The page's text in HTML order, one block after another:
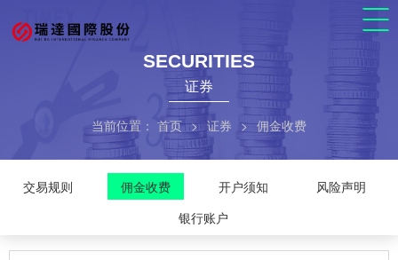
SECURITIES
证券
当前位置： 首页 > 证券 > 佣金收费
交易规则 佣金收费 开户须知
风险声明
银行账户